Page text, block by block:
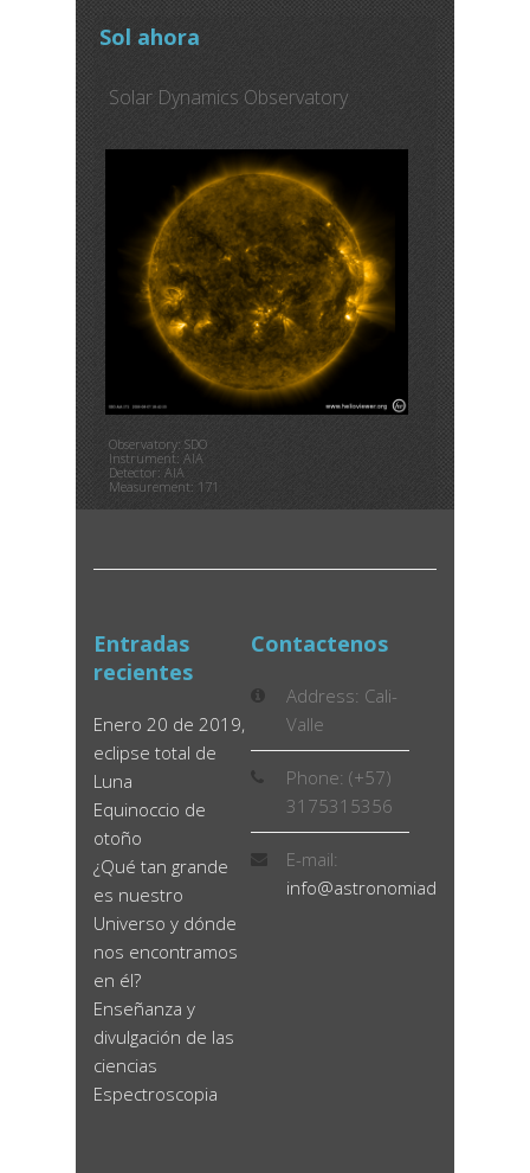
Sol ahora
Solar Dynamics Observatory
Observatory: SDO
Instrument: AIA
Detector: AIA
Measurement: 171
Entradas
recientes
Enero 20 de 2019,
eclipse total de
Luna
Equinoccio de
otoño
¿Qué tan grande
es nuestro
Universo y dónde
nos encontramos
en él?
Enseñanza y
divulgación de las
ciencias
Espectroscopia
Contactenos
Address: Cali-
Valle
Phone: (+57)
3175315356
E-mail: